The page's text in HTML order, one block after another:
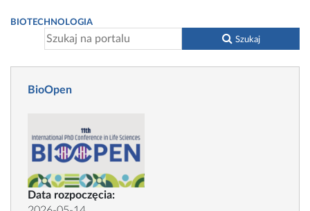
BIOTECHNOLOGIA
Szukaj
BioOpen
Data rozpoczęcia: